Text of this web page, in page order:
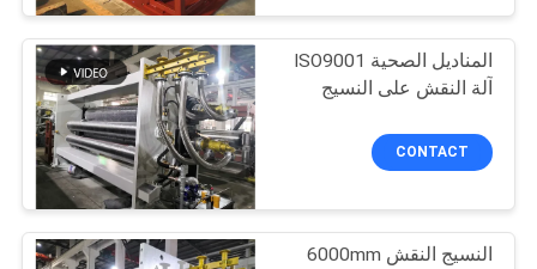
خط إنتاج Meltblown
9
المناديل الصحية ISO9001
آلة النقش على النسيج
CONTACT
النسيج النقش 6000mm